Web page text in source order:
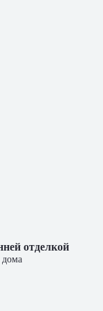
отделкой
дома